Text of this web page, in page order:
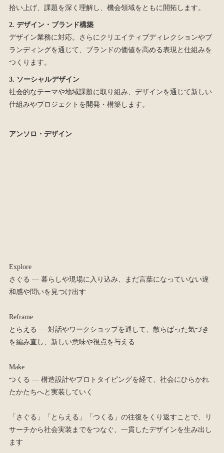
拾い上げ、課題を深く理解し、機会領域をともに開拓します。
2. デザイン・ブランド構築
デザイン業務に対応。さらにクリエイティブディレクションやブ
ランディングを通じて、ブランドの価値を高める表現と仕組みを
つくります。
3. ソーシャルデザイン
社会的なテーマや地域課題に取り組み、デザインを通じて新しい
仕組みやプロジェクトを開発・構築します。
アンソロ・デザイン
Explore
さぐる — 暮らしや現場に入り込み、まだ言葉になっていない違
和感や問いを見つけ出す
Reframe
とらえる — 対話やワークショップを通して、散らばった気づき
を編み直し、新しい意味や視点を与える
Make
つくる — 構造設計やプロトタイピングを経て、社会にひらかれ
たかたちへと実装していく
「さぐる」「とらえる」「つくる」の往復をくり返すことで、リ
サーチから社会実装までをつなぐ、一貫したデザインを生み出し
ます